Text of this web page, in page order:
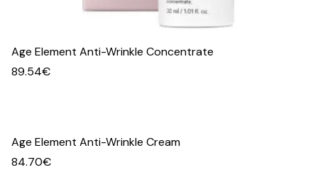
Age Element Anti-Wrinkle Concentrate
89.54€
Age Element Anti-Wrinkle Cream
84.70€